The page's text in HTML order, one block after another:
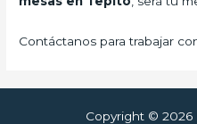
Contáctanos para trabajar
Copyright © 2026